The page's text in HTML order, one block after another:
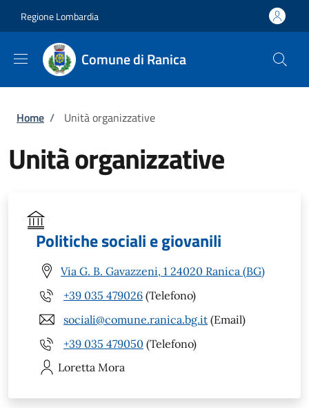
Regione Lombardia
Comune di Ranica
Briciole di pane
Home / Unità organizzative
Unità organizzative
Politiche sociali e giovanili
Via G. B. Gavazzeni, 1 24020 Ranica (BG)
+39 035 479026 (Telefono)
sociali@comune.ranica.bg.it (Email)
+39 035 479050 (Telefono)
Loretta Mora